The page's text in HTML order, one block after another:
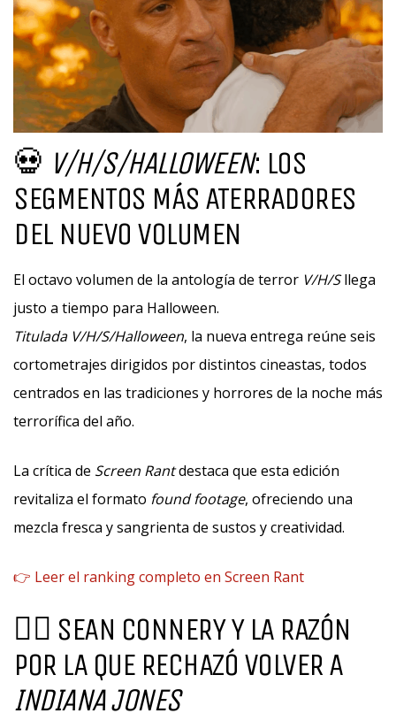
💀 V/H/S/HALLOWEEN: LOS
SEGMENTOS MÁS ATERRADORES
DEL NUEVO VOLUMEN
El octavo volumen de la antología de terror V/H/Sllega
justo a tiempo para Halloween.
Titulada V/H/S/Halloween, la nueva entrega reúne seis
cortometrajes dirigidos por distintos cineastas, todos
centrados en las tradiciones y horrores de la noche más
terrorífica del año.
La crítica de Screen Rantdestaca que esta edición
revitaliza el formato found footage, ofreciendo una
mezcla fresca y sangrienta de sustos y creatividad.
👉 Leer el ranking completo en Screen Rant
🕵️‍♂️ SEAN CONNERY Y LA RAZÓN
POR LA QUE RECHAZÓ VOLVER A
INDIANA JONES